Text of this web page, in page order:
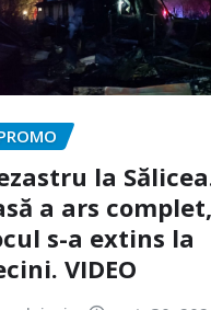
la
a ars
s-a extins la
VIDEO